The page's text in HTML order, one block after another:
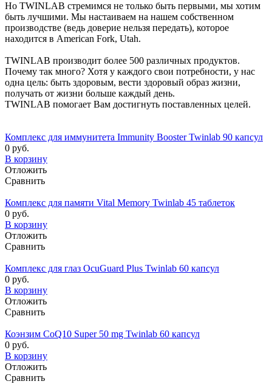
Но TWINLAB стремимся не только быть первыми, мы хотим
быть лучшими. Мы настаиваем на нашем собственном
производстве (ведь доверие нельзя передать), которое
находится в American Fork, Utah.
TWINLAB производит более 500 различных продуктов.
Почему так много? Хотя у каждого свои потребности, у нас
одна цель: быть здоровым, вести здоровый образ жизни,
получать от жизни больше каждый день.
TWINLAB помогает Вам достигнуть поставленных целей.
Комплекс для иммунитета Immunity Booster Twinlab 90 капсул
0 руб.
В корзину
Отложить
Сравнить
Комплекс для памяти Vital Memory Twinlab 45 таблеток
0 руб.
В корзину
Отложить
Сравнить
Комплекс для глаз OcuGuard Plus Twinlab 60 капсул
0 руб.
В корзину
Отложить
Сравнить
Коэнзим CoQ10 Super 50 mg Twinlab 60 капсул
0 руб.
В корзину
Отложить
Сравнить